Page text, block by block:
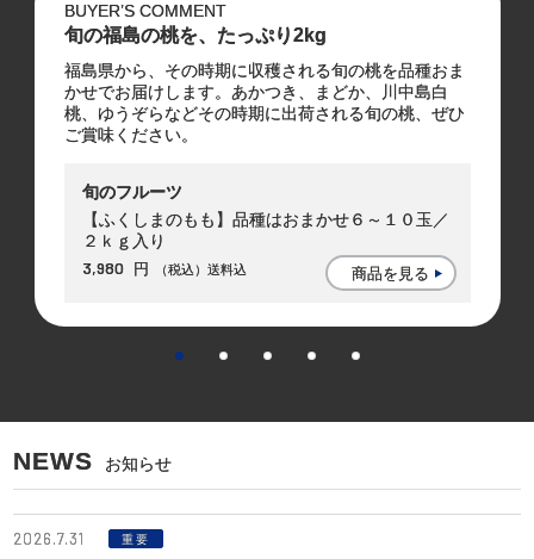
BUYER’S COMMENT
旬の福島の桃を、たっぷり2kg
福島県から、その時期に収穫される旬の桃を品種おま
かせでお届けします。あかつき、まどか、川中島白
桃、ゆうぞらなどその時期に出荷される旬の桃、ぜひ
ご賞味ください。
旬のフルーツ
【ふくしまのもも】品種はおまかせ６～１０玉／
２ｋｇ入り
3,980 円 （税込）送料込 商品を見る
NEWS お知らせ
2026.7.31 重要